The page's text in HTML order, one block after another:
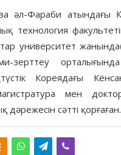
әл-Фараби атындағы
технология
университет
зерттеу
Кореядағы
мен
дәрежесін сәтті қорғаған.